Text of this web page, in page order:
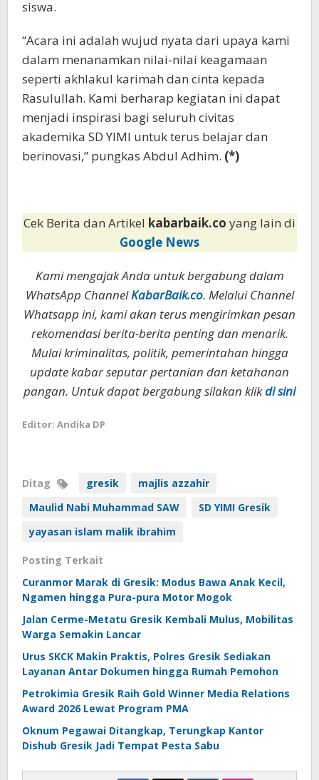
siswa.
“Acara ini adalah wujud nyata dari upaya kami
dalam menanamkan nilai-nilai keagamaan
seperti akhlakul karimah dan cinta kepada
Rasulullah. Kami berharap kegiatan ini dapat
menjadi inspirasi bagi seluruh civitas
akademika SD YIMI untuk terus belajar dan
berinovasi,” pungkas Abdul Adhim. (*)
Cek Berita dan Artikel kabarbaik.co yang lain di
Google News
Kami mengajak Anda untuk bergabung dalam
WhatsApp ChannelKabarBaik.co. Melalui Channel
Whatsapp ini, kami akan terus mengirimkan pesan
rekomendasi berita-berita penting dan menarik.
Mulai kriminalitas, politik, pemerintahan hingga
update kabar seputar pertanian dan ketahanan
pangan. Untuk dapat bergabung silakan klikdi sini
Editor: Andika DP
Ditag gresik
majlis azzahir
Maulid Nabi Muhammad SAW
SD YIMI Gresik
yayasan islam malik ibrahim
Posting Terkait
Curanmor Marak di Gresik: Modus Bawa Anak Kecil,
Ngamen hingga Pura-pura Motor Mogok
Jalan Cerme-Metatu Gresik Kembali Mulus, Mobilitas
Warga Semakin Lancar
Urus SKCK Makin Praktis, Polres Gresik Sediakan
Layanan Antar Dokumen hingga Rumah Pemohon
Petrokimia Gresik Raih Gold Winner Media Relations
Award 2026 Lewat Program PMA
Oknum Pegawai Ditangkap, Terungkap Kantor
Dishub Gresik Jadi Tempat Pesta Sabu